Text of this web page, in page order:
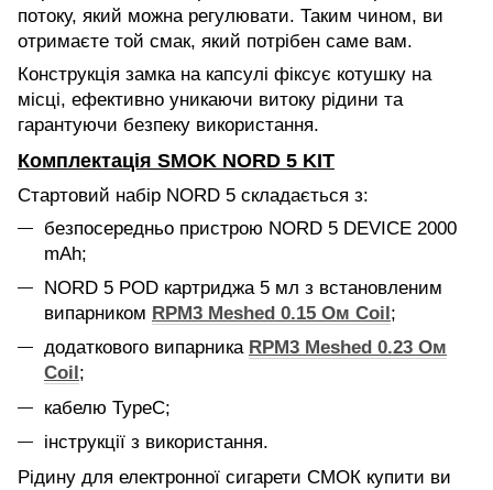
потоку, який можна регулювати. Таким чином, ви
отримаєте той смак, який потрібен саме вам.
Конструкція замка на капсулі фіксує котушку на
місці, ефективно уникаючи витоку рідини та
гарантуючи безпеку використання.
Комплектація SMOK NORD 5 KIT
Стартовий набір NORD 5 складається з:
безпосередньо пристрою NORD 5 DEVICE 2000
mAh;
NORD 5 POD картриджа 5 мл з встановленим
випарником RPM3 Meshed 0.15 Ом Coil;
додаткового випарника RPM3 Meshed 0.23 Ом
Coil ;
кабелю TypeC;
інструкції з використання.
Рідину для електронної сигарети СМОК купити ви